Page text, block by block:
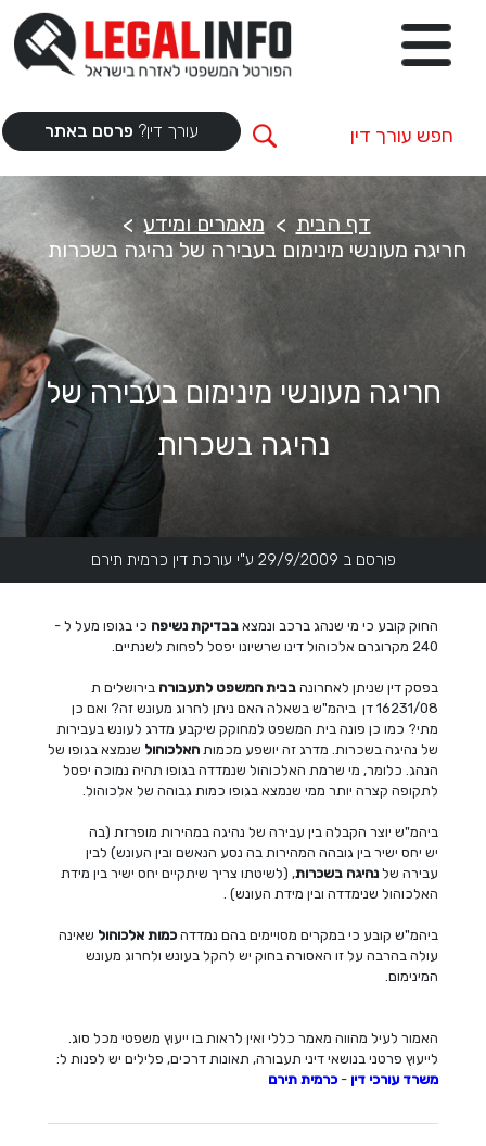
עורך דין? פרסם באתר
דף הבית
מאמרים ומידע
חריגה מעונשי מינימום בעבירה של נהיגה בשכרות
חריגה מעונשי מינימום בעבירה של
נהיגה בשכרות
פורסם ב 29/9/2009 ע"י עורכת דין כרמית תירם
החוק קובע כי מי שנהג ברכב ונמצא בבדיקת נשיפה כי בגופו מעל ל -
240 מקרוגרם אלכוהול דינו שרשיונו יפסל לפחות לשנתיים.
בפסק דין שניתן לאחרונה בבית המשפט לתעבורה בירושלים ת
16231/08 דן ביהמ"ש בשאלה האם ניתן לחרוג מעונש זה? ואם כן
מתי? כמו כן פונה בית המשפט למחוקק שיקבע מדרג לעונש בעבירות
של נהיגה בשכרות. מדרג זה יושפע מכמות האלכוהול שנמצא בגופו של
הנהג. כלומר, מי שרמת האלכוהול שנמדדה בגופו תהיה נמוכה יפסל
לתקופה קצרה יותר ממי שנמצא בגופו כמות גבוהה של אלכוהול.
ביהמ"ש יוצר הקבלה בין עבירה של נהיגה במהירות מופרזת (בה
יש יחס ישיר בין גובהה המהירות בה נסע הנאשם ובין העונש) לבין
עבירה של נהיגה בשכרות, (לשיטתו צריך שיתקיים יחס ישיר בין מידת
האלכוהול שנימדדה ובין מידת העונש) .
ביהמ"ש קובע כי במקרים מסויימים בהם נמדדה כמות אלכוהול שאינה
עולה בהרבה על זו האסורה בחוק יש להקל בעונש ולחרוג מעונש
המינימום.
האמור לעיל מהווה מאמר כללי ואין לראות בו ייעוץ משפטי מכל סוג.
לייעוץ פרטני בנושאי דיני תעבורה, תאונות דרכים, פלילים יש לפנות ל:
משרד עורכי דין - כרמית תירם